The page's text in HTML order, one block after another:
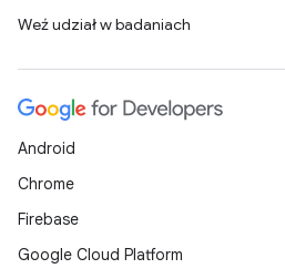
Weź udział w badaniach
Android
Chrome
Firebase
Google Cloud Platform